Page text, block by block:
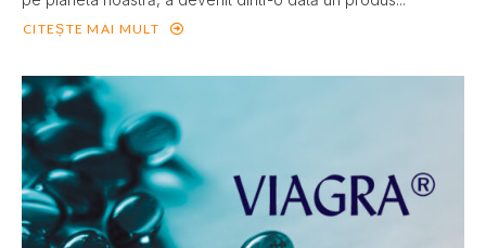
CITEȘTE MAI MULT